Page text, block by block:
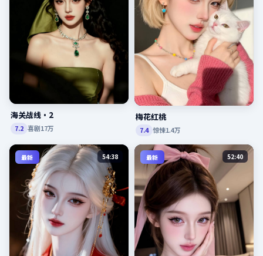
海关战线·2
7.2 喜剧17万
梅花红桃
7.4 惊悚1.4万
最新 54:38 最新 52:40